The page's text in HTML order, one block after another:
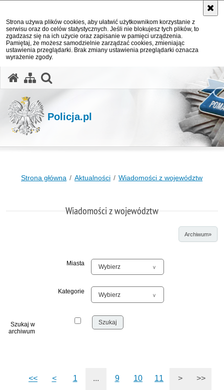
Strona używa plików cookies, aby ułatwić użytkownikom korzystanie z
serwisu oraz do celów statystycznych. Jeśli nie blokujesz tych plików, to
zgadzasz się na ich użycie oraz zapisanie w pamięci urządzenia.
Pamiętaj, że możesz samodzielnie zarządzać cookies, zmieniając
ustawienia przeglądarki. Brak zmiany ustawienia przeglądarki oznacza
wyrażenie zgody.
Policja.pl
Strona główna Aktualności Wiadomości z województw
Wiadomości z województw
Archiwum»
Miasta
Kategorie
Szukaj w
archiwum
<< < 1 ... 9 10 11 > >>